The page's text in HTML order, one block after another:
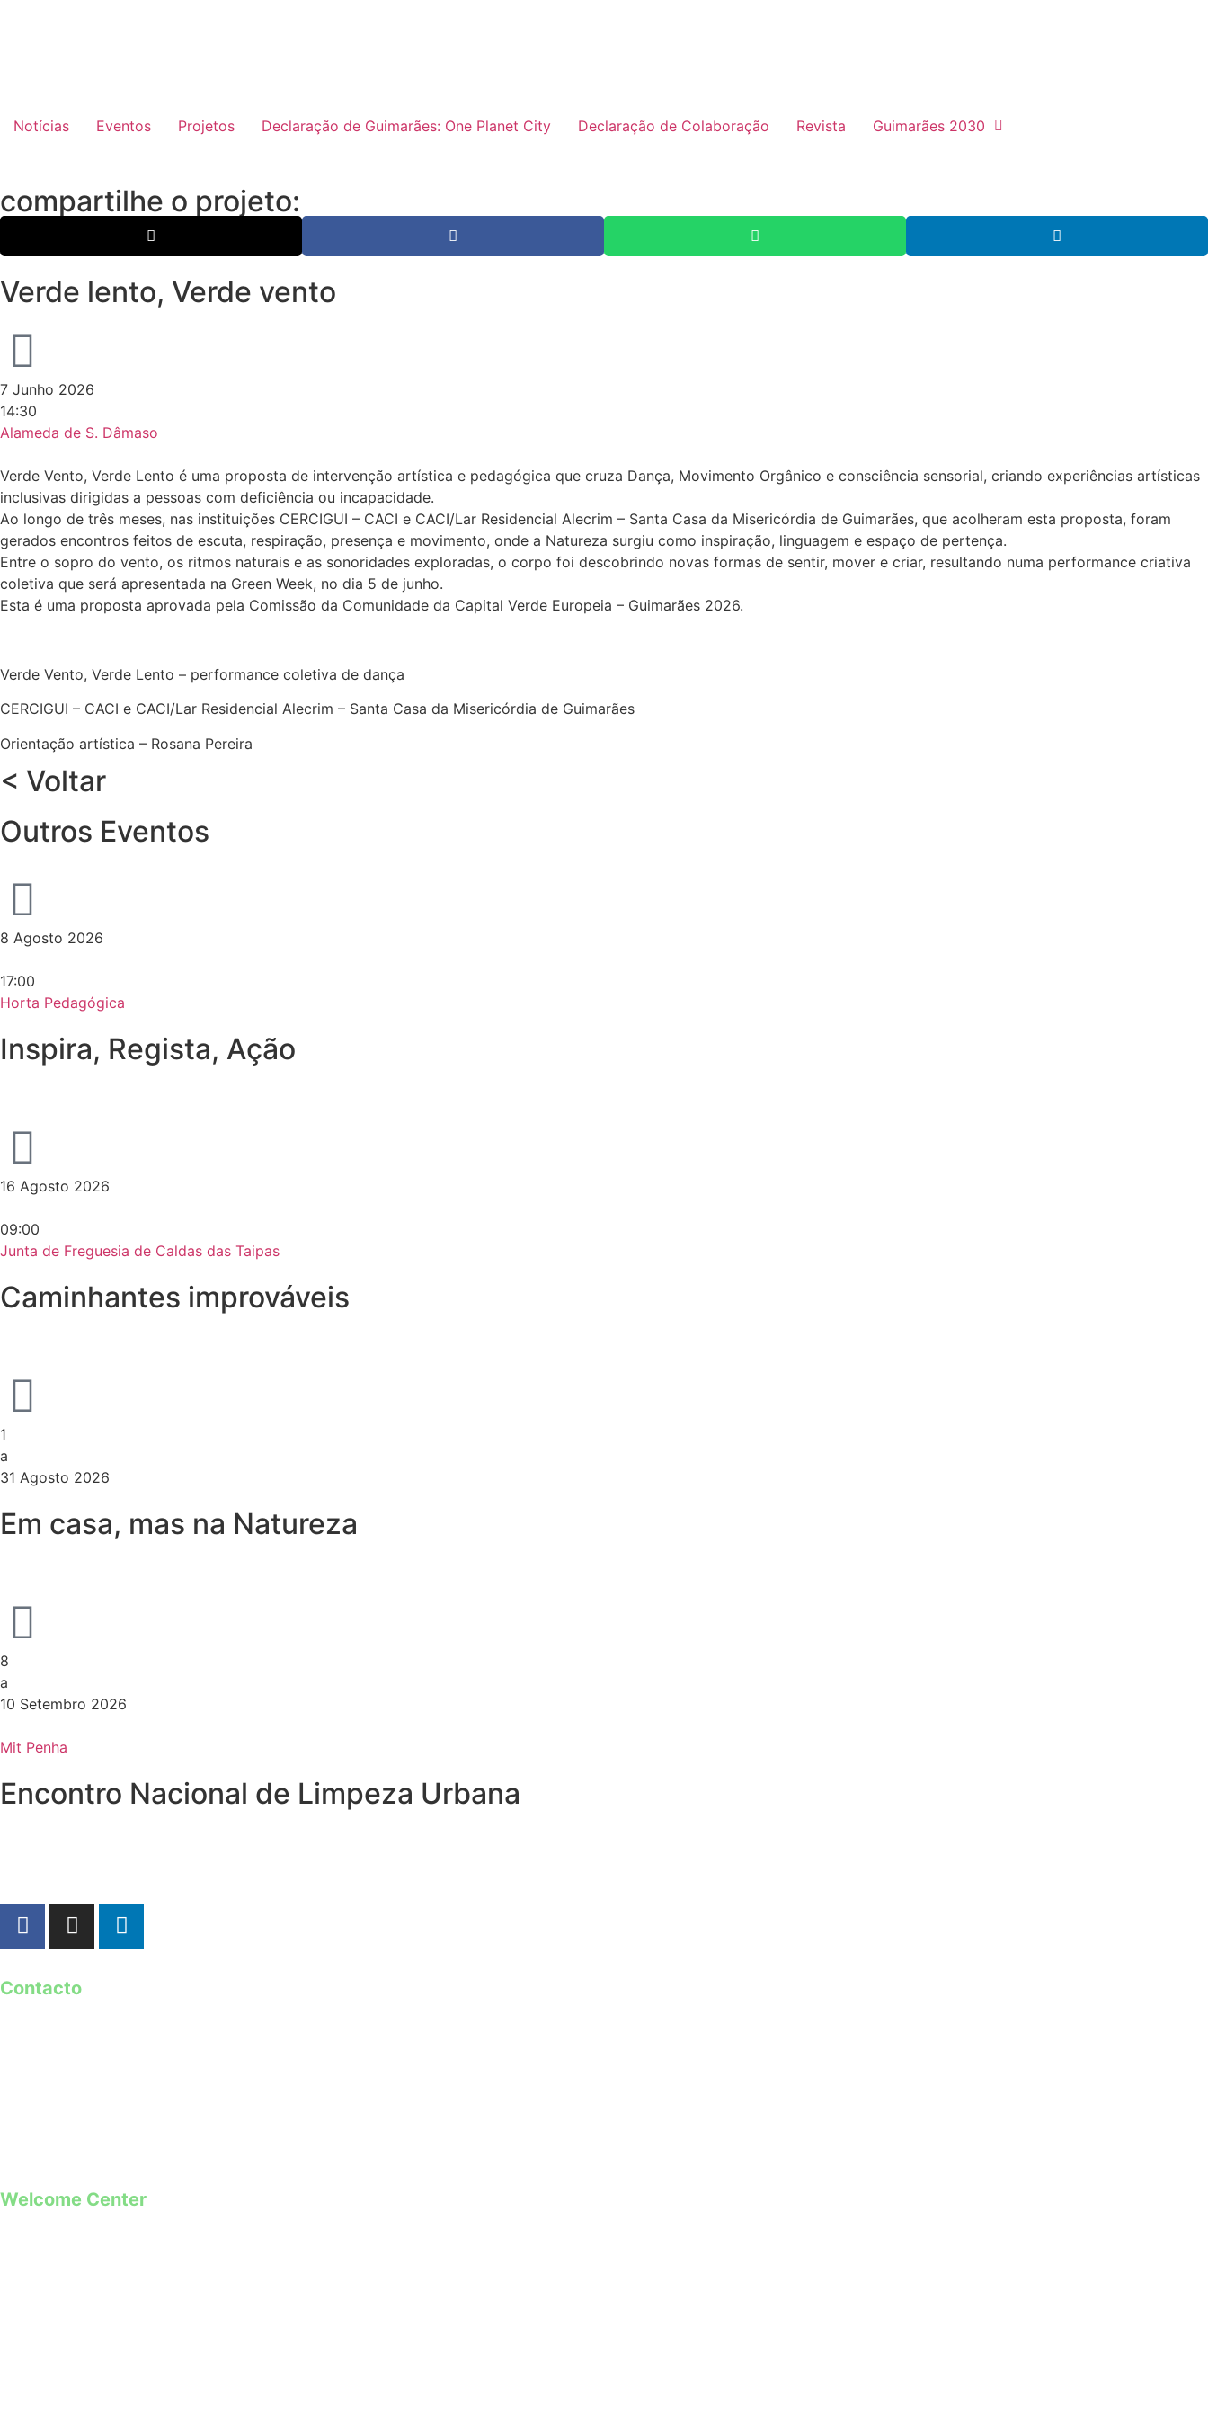
Notícias Eventos Projetos Declaração de Guimarães: One Planet City Declaração de Colaboração Revista Guimarães 2030
compartilhe o projeto:
Verde lento, Verde vento
7 Junho 2026
14:30
Alameda de S. Dâmaso
Verde Vento, Verde Lento é uma proposta de intervenção artística e pedagógica que cruza Dança, Movimento Orgânico e consciência sensorial, criando experiências artísticas
inclusivas dirigidas a pessoas com deficiência ou incapacidade.
Ao longo de três meses, nas instituições CERCIGUI – CACI e CACI/Lar Residencial Alecrim – Santa Casa da Misericórdia de Guimarães, que acolheram esta proposta, foram
gerados encontros feitos de escuta, respiração, presença e movimento, onde a Natureza surgiu como inspiração, linguagem e espaço de pertença.
Entre o sopro do vento, os ritmos naturais e as sonoridades exploradas, o corpo foi descobrindo novas formas de sentir, mover e criar, resultando numa performance criativa
coletiva que será apresentada na Green Week, no dia 5 de junho.
Esta é uma proposta aprovada pela Comissão da Comunidade da Capital Verde Europeia – Guimarães 2026.
Verde Vento, Verde Lento – performance coletiva de dança
CERCIGUI – CACI e CACI/Lar Residencial Alecrim – Santa Casa da Misericórdia de Guimarães
Orientação artística – Rosana Pereira
< Voltar
Outros Eventos
8 Agosto 2026
17:00
Horta Pedagógica
Inspira, Regista, Ação
16 Agosto 2026
09:00
Junta de Freguesia de Caldas das Taipas
Caminhantes improváveis
1
a
31 Agosto 2026
Em casa, mas na Natureza
8
a
10 Setembro 2026
Mit Penha
Encontro Nacional de Limpeza Urbana
Contacto
Welcome Center